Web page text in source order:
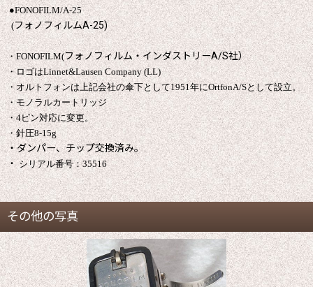
●FONOFILM/A-25
(フォノフィルムA-25)
・FONOFILM(フォノフィルム・インダストリーA/S社）
・ロゴはLinnet&Lausen Company (LL)
・オルトフォンは上記会社の傘下として1951年にOrtfonA/Sとして設立。
・モノラルカートリッジ
・4ピン対応に変更。
・針圧8-15g
・ダンパー、チップ交換済み。
・ シリアル番号：35516
その他の写真